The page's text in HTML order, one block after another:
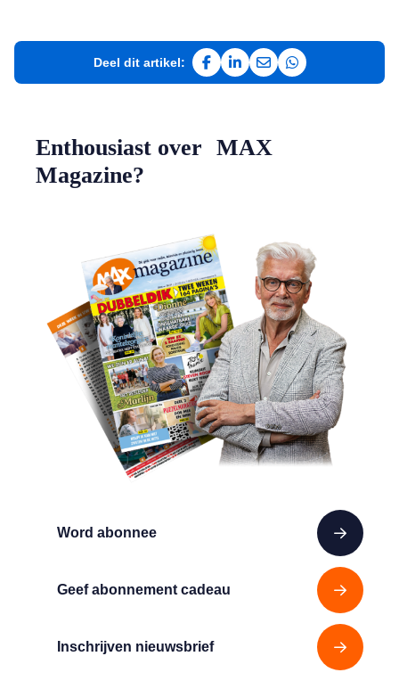
Deel dit artikel:
Deel op Facebook
Deel op LinkedIn
Deel via e-mail
Deel via
Word abonnee
Geef abonnement cadeau
Inschrijven nieuwsbrief
Enthousiast over MAX
Magazine?